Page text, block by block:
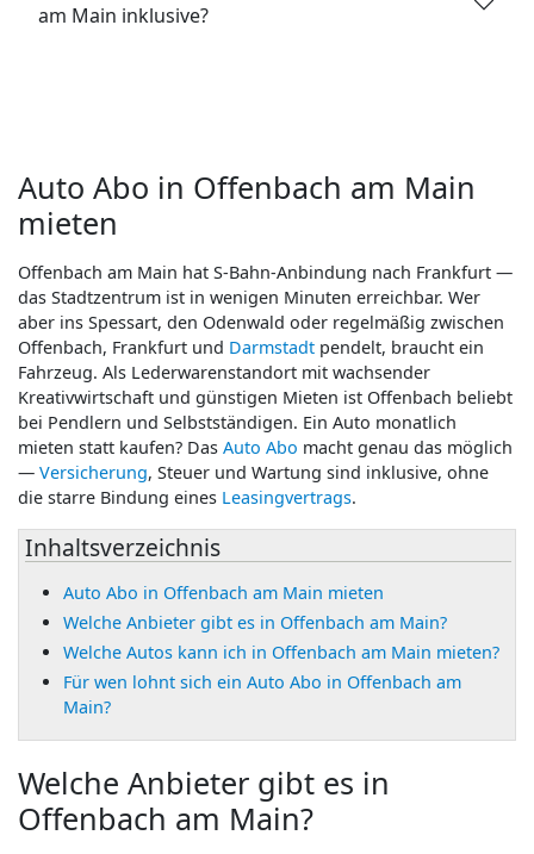
am Main inklusive?
Auto Abo in Offenbach am Main
mieten
Offenbach am Main hat S-Bahn-Anbindung nach Frankfurt —
das Stadtzentrum ist in wenigen Minuten erreichbar. Wer
aber ins Spessart, den Odenwald oder regelmäßig zwischen
Offenbach, Frankfurt und Darmstadt pendelt, braucht ein
Fahrzeug. Als Lederwarenstandort mit wachsender
Kreativwirtschaft und günstigen Mieten ist Offenbach beliebt
bei Pendlern und Selbstständigen. Ein Auto monatlich
mieten statt kaufen? Das Auto Abo macht genau das möglich
— Versicherung, Steuer und Wartung sind inklusive, ohne
die starre Bindung eines Leasingvertrags.
Inhaltsverzeichnis
Auto Abo in Offenbach am Main mieten
Welche Anbieter gibt es in Offenbach am Main?
Welche Autos kann ich in Offenbach am Main mieten?
Für wen lohnt sich ein Auto Abo in Offenbach am
Main?
Welche Anbieter gibt es in
Offenbach am Main?